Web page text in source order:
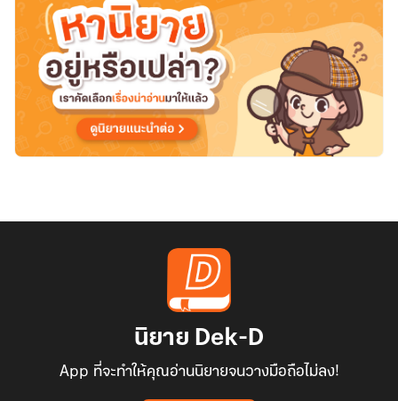
นิยาย Dek-D
App ที่จะทำให้คุณอ่านนิยายจนวางมือถือไม่ลง!